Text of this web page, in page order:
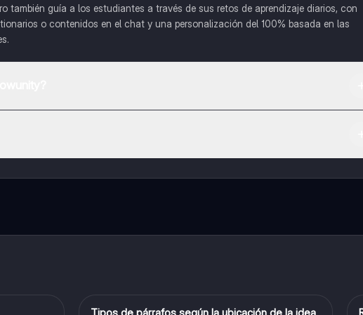
también guía a los estudiantes a través de sus retos de aprendizaje diarios, con
o contenidos en el chat y una personalización del 100% basada en las
la aplicación, que te permitirá acceder a determinadas funciones.
Computación e Informática